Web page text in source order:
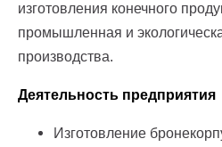
изготовления конечного
промышленная и
производства.
Деятельность предприятия
Изготовление